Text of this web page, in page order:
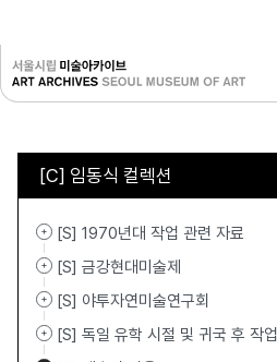
[C] 임동식 컬렉션
[S] 1970년대 작업 관련 자료
[S] 금강현대미술제
[S] 야투자연미술연구회
[S] 독일 유학 시절 및 귀국 후 작업